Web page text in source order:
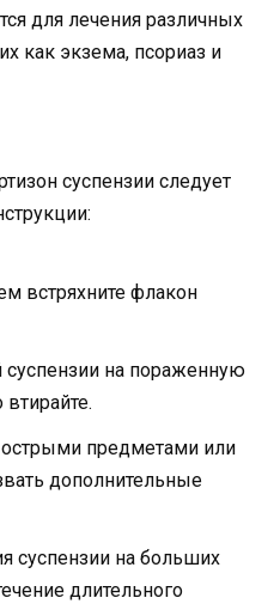
для лечения различных
как экзема, псориаз и
суспензии следует
встряхните флакон
суспензии на пораженную
острыми предметами или
дополнительные
суспензии на больших
длительного